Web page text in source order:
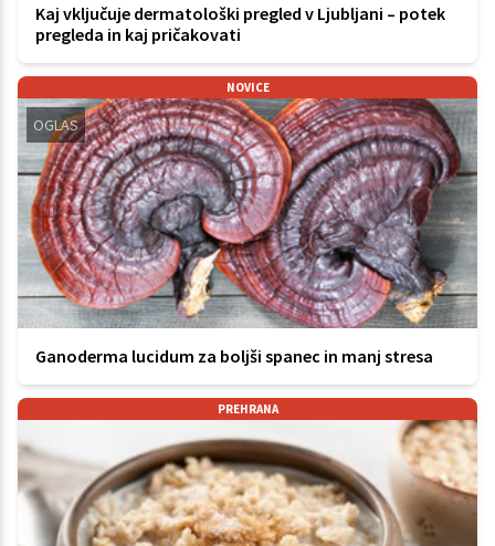
Kaj vključuje dermatološki pregled v Ljubljani – potek
pregleda in kaj pričakovati
NOVICE
OGLAS
Ganoderma lucidum za boljši spanec in manj stresa
PREHRANA